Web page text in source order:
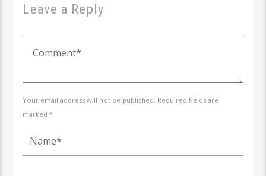
Leave a Reply
Your email address will not be published. Required fields are
marked *